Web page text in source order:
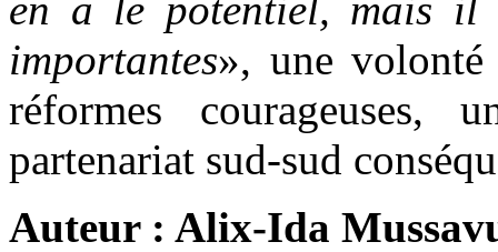
importantes», une
réformes courageuses,
partenariat sud-sud
Auteur : Alix-Ida